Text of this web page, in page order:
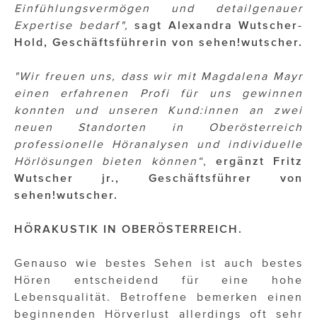
Einfühlungsvermögen und detailgenauer
Expertise bedarf", sagt Alexandra Wutscher-
Hold, Geschäftsführerin von sehen!wutscher.
"Wir freuen uns, dass wir mit Magdalena Mayr
einen erfahrenen Profi für uns gewinnen
konnten und unseren Kund:innen an zwei
neuen Standorten in Oberösterreich
professionelle Höranalysen und individuelle
Hörlösungen bieten können“,
ergänzt Fritz
Wutscher jr., Geschäftsführer von
sehen!wutscher.
HÖRAKUSTIK IN OBERÖSTERREICH.
Genauso wie bestes Sehen ist auch bestes
Hören entscheidend für eine hohe
Lebensqualität. Betroffene bemerken einen
beginnenden Hörverlust allerdings oft sehr